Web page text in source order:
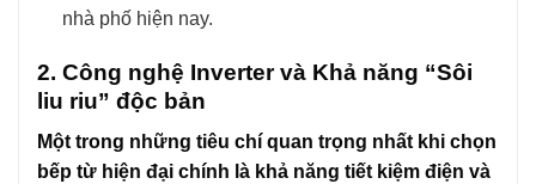
nhà phố hiện nay.
2. Công nghệ Inverter và Khả năng “Sôi
liu riu” độc bản
Một trong những tiêu chí quan trọng nhất khi chọn
bếp từ hiện đại chính là khả năng tiết kiệm điện và